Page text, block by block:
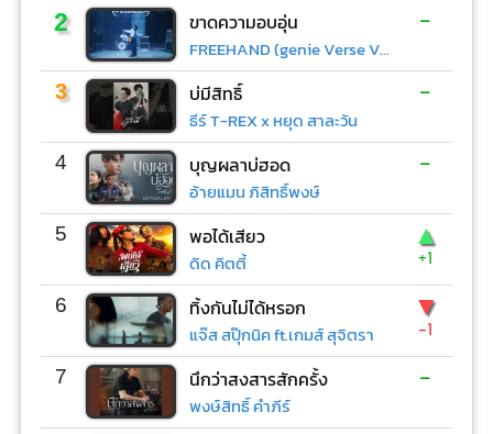
2 ขาดความอบอุ่น
FREEHAND (genie Verse Vol.1)
-
3 บ่มีสิทธิ์
ธีร์ T-REX x หยุด สาละวัน
-
4 บุญผลาบ่ฮอด
อ้ายแมน ภิสิทธิ์พงษ์
-
5 พอได้เสียว
ดิด คิตตี้
▲
+1
6 ทิ้งกันไม่ได้หรอก
แจ๊ส สปุ๊กนิค ft.เกมส์ สุจิตรา
▼
-1
7 นึกว่าสงสารสักครั้ง
พงษ์สิทธิ์ คำภีร์
-